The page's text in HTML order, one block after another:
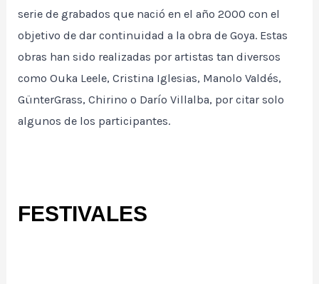
serie de grabados que nació en el año 2000 con el
objetivo de dar continuidad a la obra de Goya. Estas
obras han sido realizadas por artistas tan diversos
como Ouka Leele, Cristina Iglesias, Manolo Valdés,
GünterGrass, Chirino o Darío Villalba, por citar solo
algunos de los participantes.
FESTIVALES